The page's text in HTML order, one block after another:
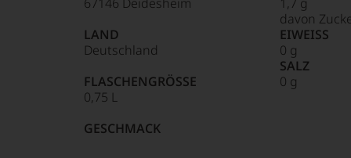
LAND
Deutschland
FLASCHENGRÖSSE
0,75 L
GESCHMACK
davon
EIWEISS
0 g
SALZ
0 g